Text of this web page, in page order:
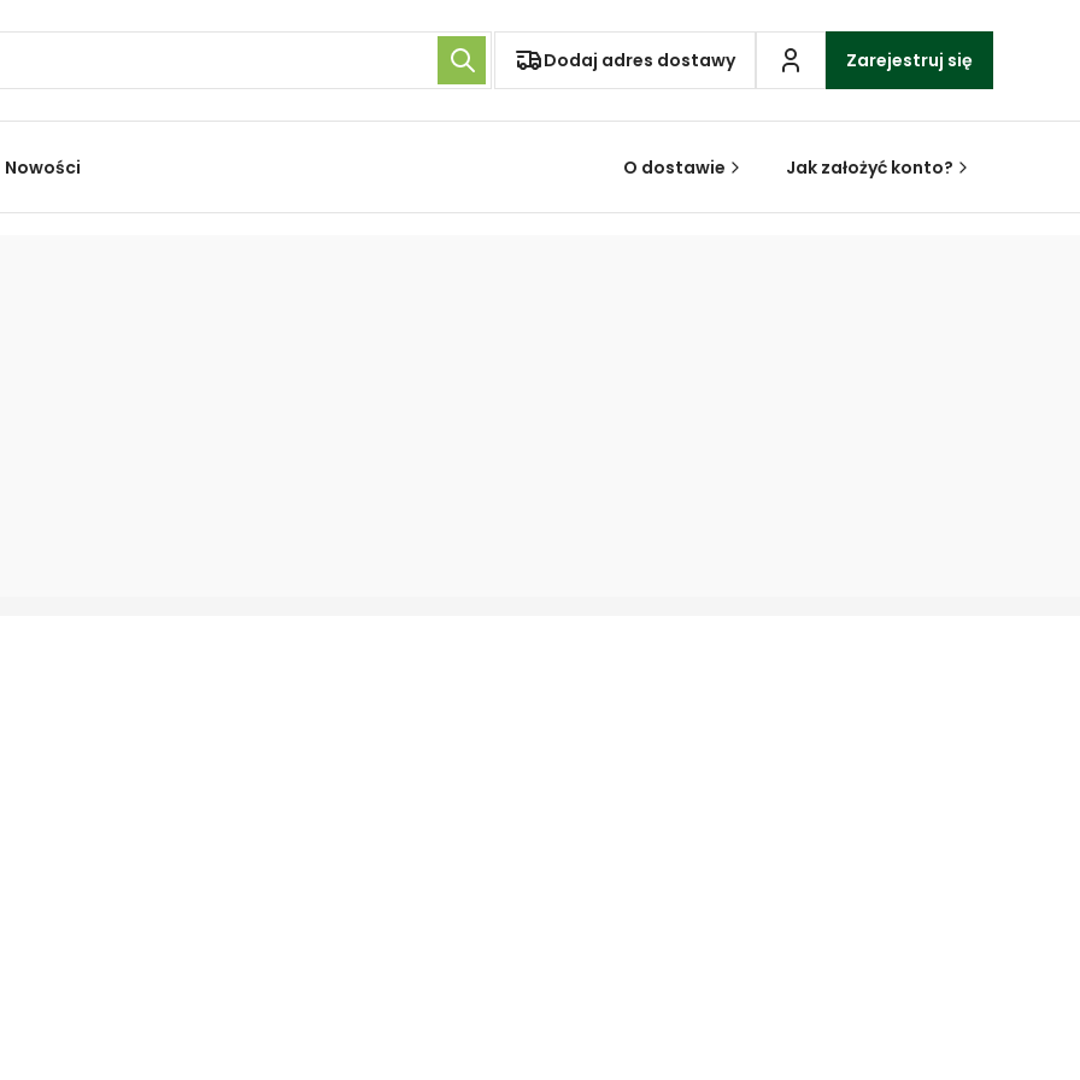
Dodaj adres dostawy Zarejestruj się
Nowości O dostawie Jak założyć konto?